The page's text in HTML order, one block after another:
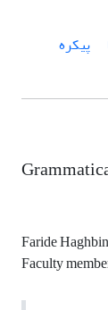
پیکره
Faride Haghbin
Faculty